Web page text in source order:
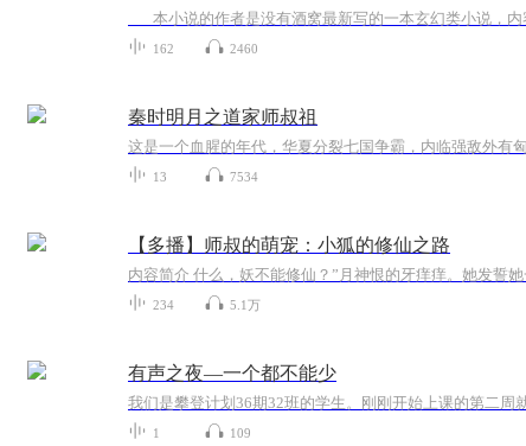
162 2460
秦时明月之道家师叔祖
13 7534
【多播】师叔的萌宠：小狐的修仙之路
234 5.1万
有声之夜—一个都不能少
1 109